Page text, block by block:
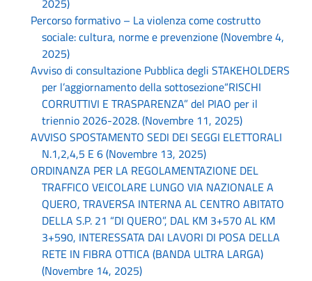
2025)
Percorso formativo – La violenza come costrutto
sociale: cultura, norme e prevenzione (Novembre 4,
2025)
Avviso di consultazione Pubblica degli STAKEHOLDERS
per l’aggiornamento della sottosezione“RISCHI
CORRUTTIVI E TRASPARENZA” del PIAO per il
triennio 2026-2028. (Novembre 11, 2025)
AVVISO SPOSTAMENTO SEDI DEI SEGGI ELETTORALI
N.1,2,4,5 E 6 (Novembre 13, 2025)
ORDINANZA PER LA REGOLAMENTAZIONE DEL
TRAFFICO VEICOLARE LUNGO VIA NAZIONALE A
QUERO, TRAVERSA INTERNA AL CENTRO ABITATO
DELLA S.P. 21 “DI QUERO”, DAL KM 3+570 AL KM
3+590, INTERESSATA DAI LAVORI DI POSA DELLA
RETE IN FIBRA OTTICA (BANDA ULTRA LARGA)
(Novembre 14, 2025)